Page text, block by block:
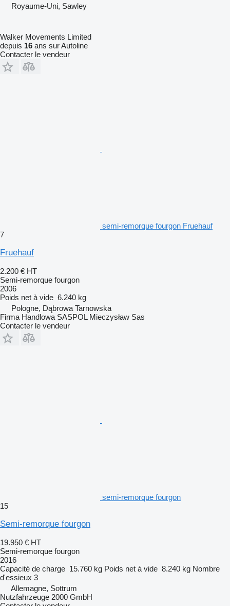
Royaume-Uni, Sawley
Walker Movements Limited
depuis 16 ans sur Autoline
Contacter le vendeur
semi-remorque fourgon Fruehauf
7
Fruehauf
2.200 € HT
Semi-remorque fourgon
2006
Poids net à vide 6.240 kg
Pologne, Dąbrowa Tarnowska
Firma Handlowa SASPOL Mieczysław Sas
Contacter le vendeur
semi-remorque fourgon
15
Semi-remorque fourgon
19.950 € HT
Semi-remorque fourgon
2016
Capacité de charge 15.760 kg Poids net à vide 8.240 kg Nombre
d'essieux 3
Allemagne, Sottrum
Nutzfahrzeuge 2000 GmbH